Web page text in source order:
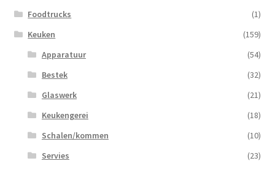
Foodtrucks
(1)
Keuken
(159)
Apparatuur
(54)
Bestek
(32)
Glaswerk
(21)
Keukengerei
(18)
Schalen/kommen
(10)
Servies
(23)